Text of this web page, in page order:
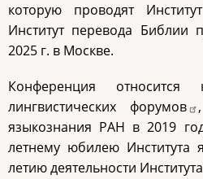
которую проводят
Институт перевода Библии
2025 г. в Москве.
Конференция
лингвистических форумов
языкознания РАН в 2019
летнему юбилею Института
летию деятельности